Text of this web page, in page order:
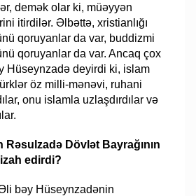
demək olar ki, müəyyən
itirdilər. Əlbəttə, xristianlığı
qoruyanlar da var, buddizmi
qoruyanlar da var. Ancaq çox
Hüseynzadə deyirdi ki, islam
öz milli-mənəvi, ruhani
onu islamla uzlaşdırdılar və
Dövlət Bayrağının
edirdi?
bəy Hüseynzadənin